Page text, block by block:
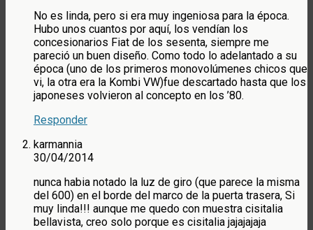
No es linda, pero si era muy ingeniosa para la época.
Hubo unos cuantos por aquí, los vendían los
concesionarios Fiat de los sesenta, siempre me
pareció un buen diseño. Como todo lo adelantado a su
época (uno de los primeros monovolúmenes chicos que
vi, la otra era la Kombi VW)fue descartado hasta que los
japoneses volvieron al concepto en los ’80.
Responder
karmannia
30/04/2014
nunca habia notado la luz de giro (que parece la misma
del 600) en el borde del marco de la puerta trasera, Si
muy linda!!! aunque me quedo con muestra cisitalia
bellavista, creo solo porque es cisitalia jajajajaja